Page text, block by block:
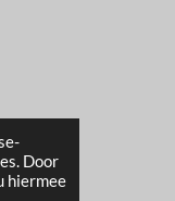
Door
hiermee